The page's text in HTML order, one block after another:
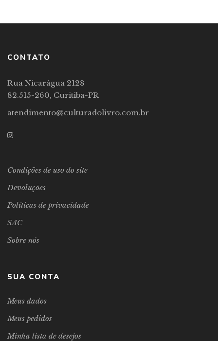
CONTATO
Rua Nicarágua 2128
82.515-260, Curitiba-PR
atendimento@culturadolivro.com.br
Condições de uso do site
Devoluções
Políticas de privacidade
SAC
Sobre nós
SUA CONTA
Meus dados
Meus pedidos
Minha lista de desejos